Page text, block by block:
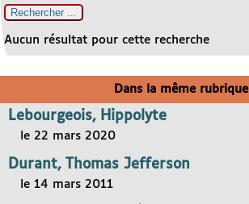
Aucun résultat pour cette recherche
Dans la même rubrique
Lebourgeois, Hippolyte
le 22 mars 2020
Durant, Thomas Jefferson
le 14 mars 2011